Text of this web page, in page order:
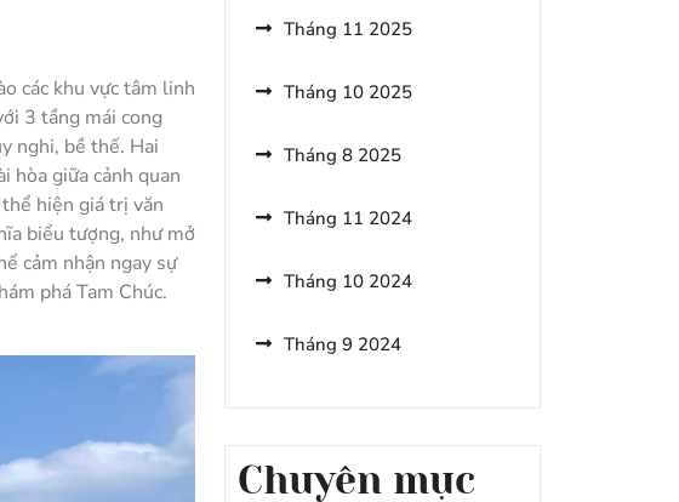
các khu vực tâm linh
3 tầng mái cong
nghi, bề thế. Hai
hòa giữa cảnh quan
hiện giá trị văn
biểu tượng, như mở
cảm nhận ngay sự
phá Tam Chúc.
Tháng 11 2025
Tháng 10 2025
Tháng 8 2025
Tháng 11 2024
Tháng 10 2024
Tháng 9 2024
Chuyên mục